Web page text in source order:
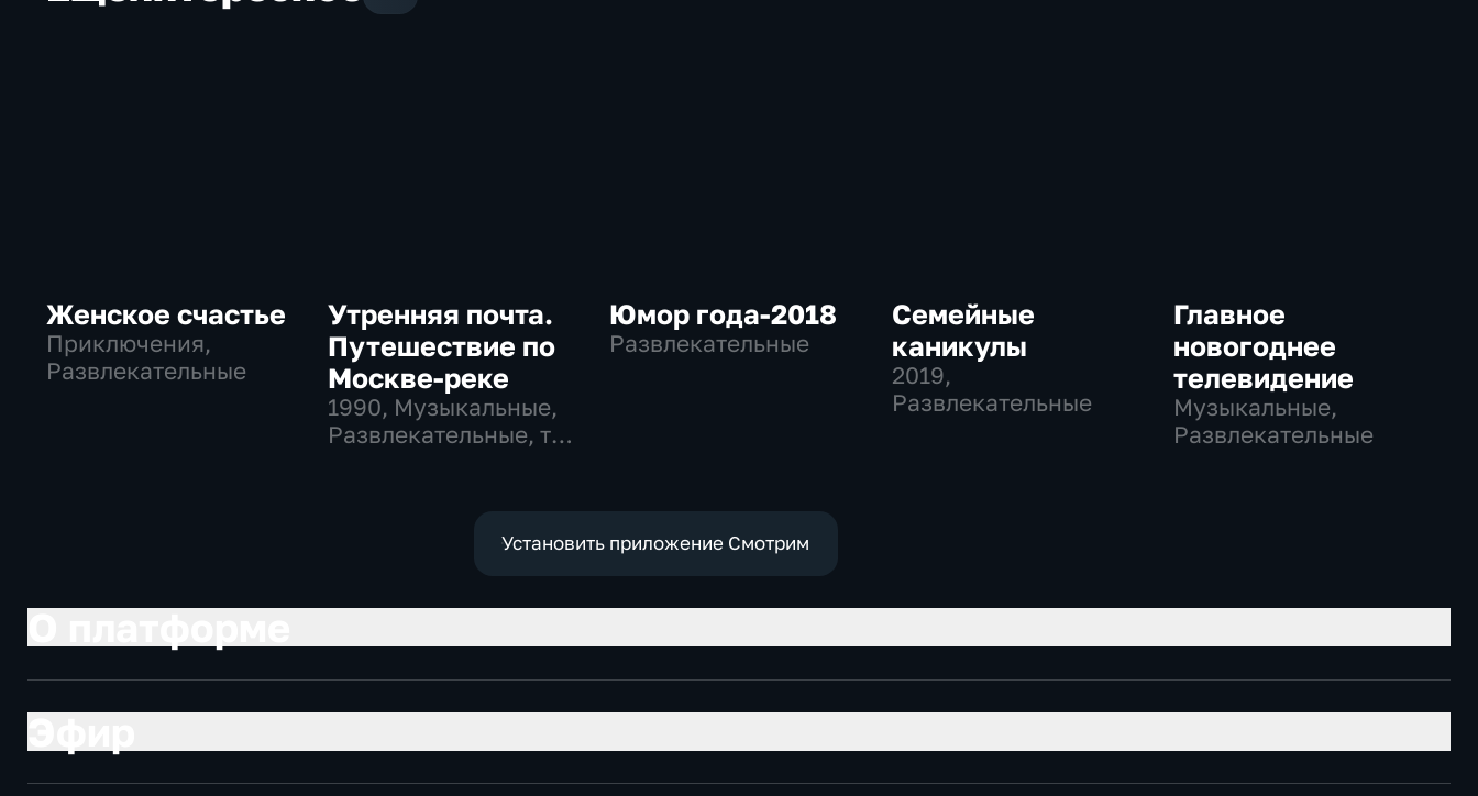
Женское счастье
Приключения,
Развлекательные
Утренняя почта.
Путешествие по
Москве-реке
1990, Музыкальные,
Развлекательные, тВ
Юмор года-2018
Развлекательные
Семейные
каникулы
2019,
Развлекательные
Главное
новогоднее
телевидение
Музыкальные,
Развлекательные
Установить приложение Смотрим